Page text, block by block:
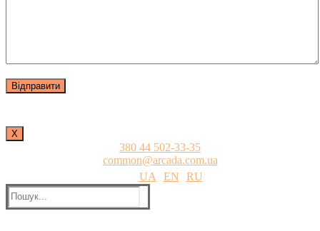
Х
380 44 502-33-35
common@arcada.com.ua
UA
EN
RU
Пошук: